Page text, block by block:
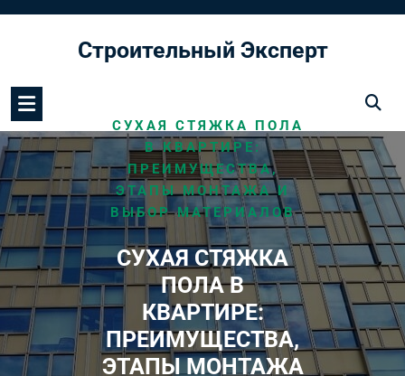
содержимомуСтроительный Эксперт
СУХАЯ СТЯЖКА ПОЛА
В КВАРТИРЕ:
ПРЕИМУЩЕСТВА,
ЭТАПЫ МОНТАЖА И
ВЫБОР МАТЕРИАЛОВ
СУХАЯ СТЯЖКА
ПОЛА В
КВАРТИРЕ:
ПРЕИМУЩЕСТВА,
ЭТАПЫ МОНТАЖА